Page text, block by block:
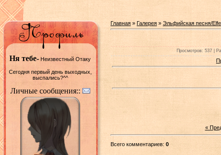
Ня тебе- Неизвестный Отаку
Сегодня первый день выходных,
выспались?^^
Личные сообщения::
Главная » Галерея » Эльфийская песня/
Просмотров: 537 |
«
Всего комментариев: 0